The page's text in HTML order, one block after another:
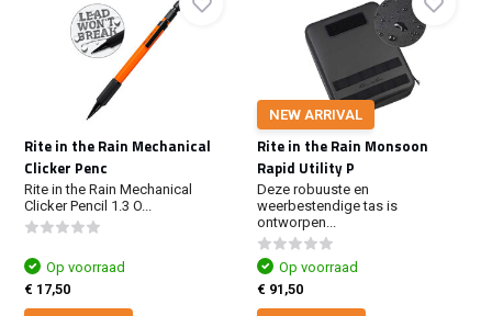
Rite in the Rain Mechanical
Clicker Penc
Rite in the Rain Mechanical
Clicker Pencil 1.3 O...
Op voorraad
€ 17,50
NEW ARRIVAL
Rite in the Rain Monsoon
Rapid Utility P
Deze robuuste en
weerbestendige tas is
ontworpen...
Op voorraad
€ 91,50